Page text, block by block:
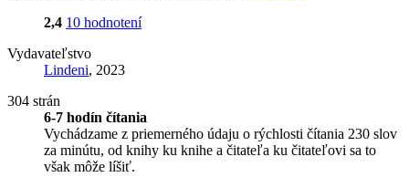
2,4 10 hodnotení
Vydavateľstvo
Lindeni, 2023
304 strán
6-7 hodín čítania
Vychádzame z priemerného údaju o rýchlosti čítania 230 slov
za minútu, od knihy ku knihe a čitateľa ku čitateľovi sa to
však môže líšiť.